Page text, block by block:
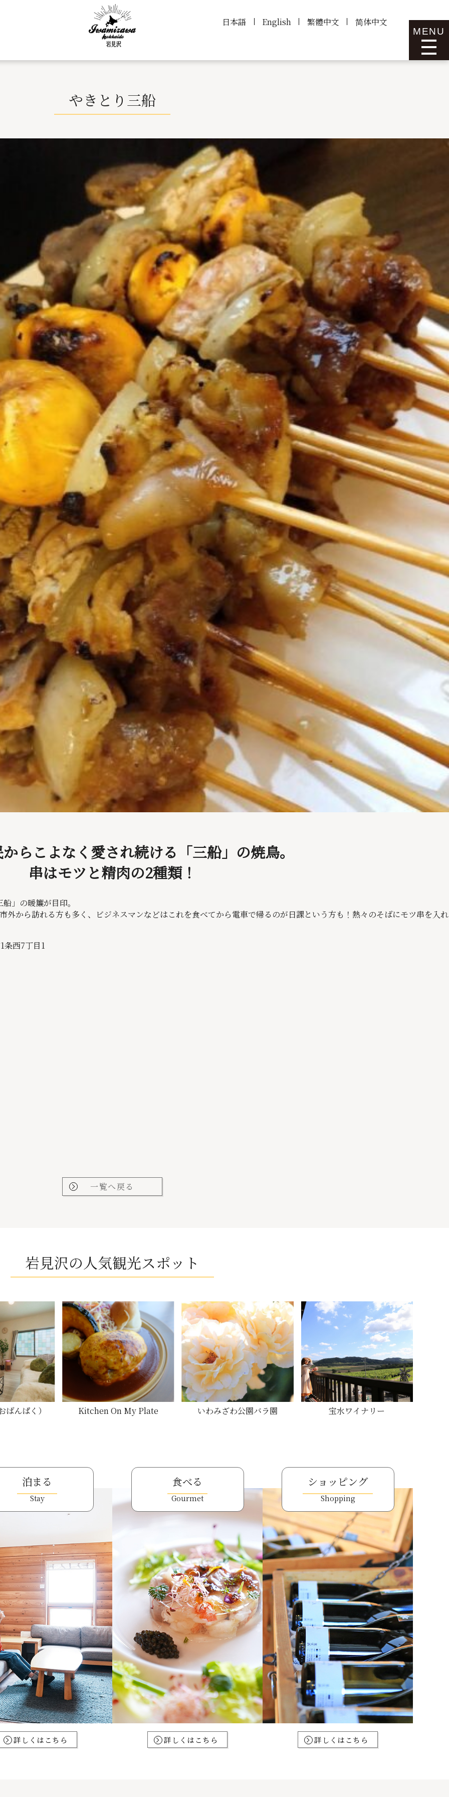
MENU
日本語 English 繁體中文 简体中文
やきとり三船
らこよなく愛され続ける「三船」の焼鳥。
串はモツと精肉の2種類！
」の暖簾が目印。
外から訪れる方も多く、ビジネスマンなどはこれを食べてから電車で帰るのが日課という方も！熱々のそばにモツ串を入れ
条西7丁目1
一覧へ戻る
岩見沢の人気観光スポット
んぱく） Kitchen On My Plate いわみざわ公園バラ園 宝水ワイナリー
泊まる
Stay
詳しくはこちら
食べる
Gourmet
詳しくはこちら
ショッピング
Shopping
詳しくはこちら